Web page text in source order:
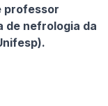
professor
de nefrologia da